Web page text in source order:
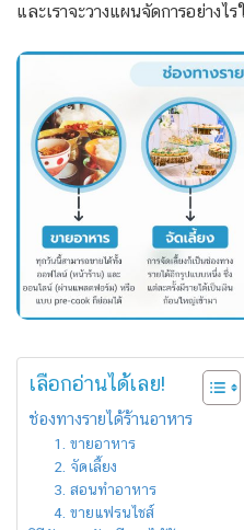
และเราจะวางแผนจัดการอย่างไ
เลือกอ่านได้เลย!
ช่องทางรายได้ร้านอาหาร
1. ขายอาหาร
2. จัดเลี้ยง
3. สอนทำอาหาร
4. ขายแฟรนไชส์